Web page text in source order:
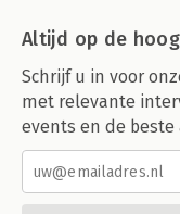
Altijd op de
Schrijf u in voor
met relevante
events en de beste